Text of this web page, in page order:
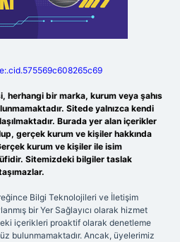
herhangi bir marka, kurum veya şahıs
Sitede yalnızca kendi
Burada yer alan içerikler
gerçek kurum ve kişiler hakkında
kurum ve kişiler ile isim
Sitemizdeki bilgiler taslak
Bilgi Teknolojileri ve İletişim
bir Yer Sağlayıcı olarak hizmet
içerikleri proaktif olarak denetleme
bulunmamaktadır. Ancak, üyelerimiz